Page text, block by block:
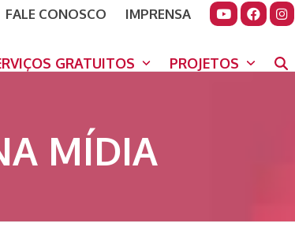
FALE CONOSCO
IMPRENSA
GRATUITOS PROJETOS
MÍDIA